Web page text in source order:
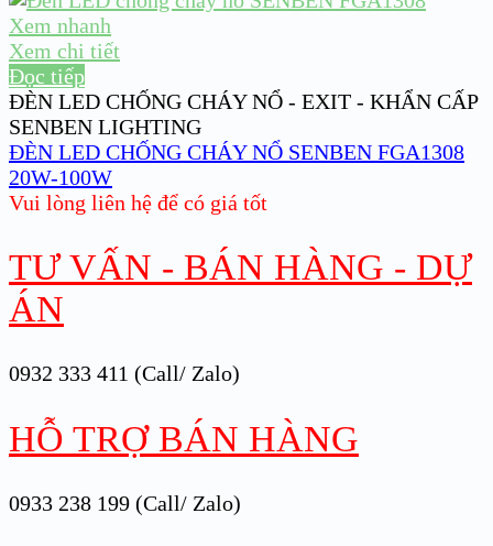
Xem nhanh
Xem chi tiết
Đọc tiếp
ĐÈN LED CHỐNG CHÁY NỔ - EXIT - KHẨN CẤP
SENBEN LIGHTING
ĐÈN LED CHỐNG CHÁY NỔ SENBEN FGA1308
20W-100W
Vui lòng liên hệ để có giá tốt
TƯ VẤN - BÁN HÀNG - DỰ
ÁN
0932 333 411 (Call/ Zalo)
HỖ TRỢ BÁN HÀNG
0933 238 199 (Call/ Zalo)